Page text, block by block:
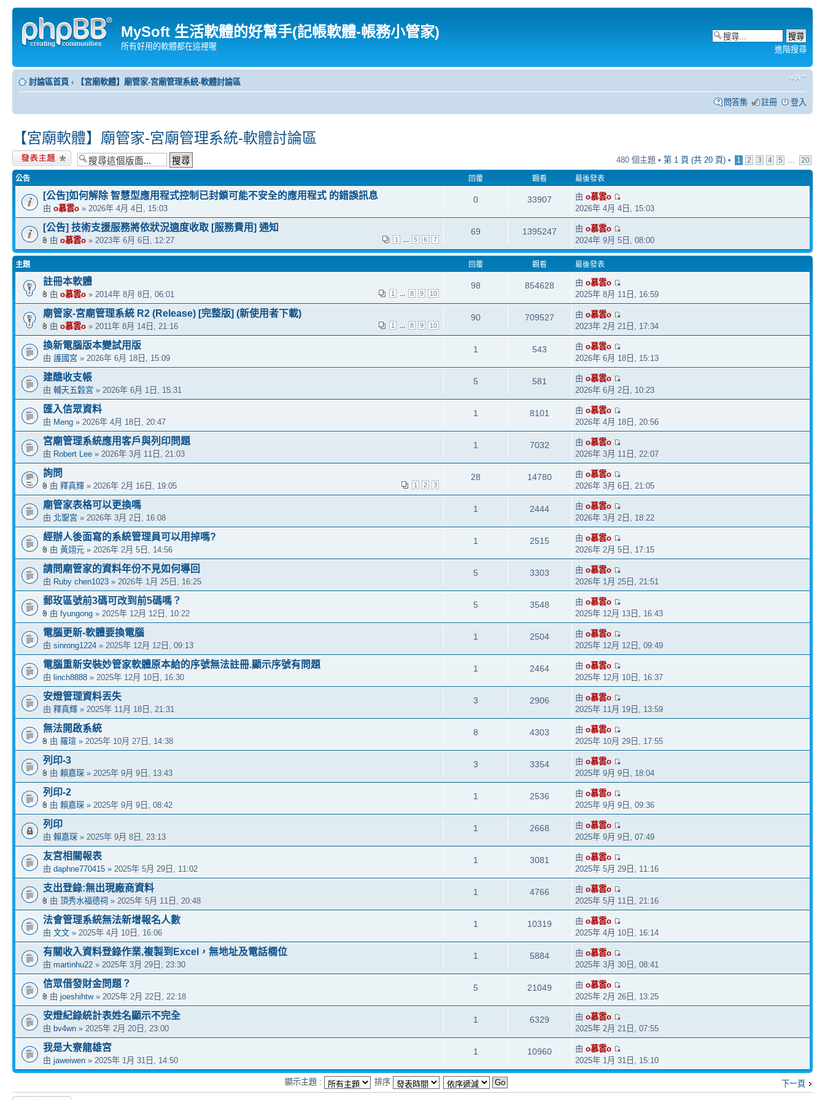
MySoft 生活軟體的好幫手(記帳軟體-帳務小管家)
所有好用的軟體都在這裡喔 進階搜尋
討論區首頁 ‹ 【宮廟軟體】廟管家-宮廟管理系統-軟體討論區
問答集 註冊 登入
【宮廟軟體】廟管家-宮廟管理系統-軟體討論區
發表新主題 480 個主題 • 第 1 頁 (共 20 頁) • 1 2 3 4 5 20
公告 回覆 觀看 最後發表
[公告]如何解除 智慧型應用程式控制已封鎖可能不安全的應用程式 的錯誤訊息
由 o慕雲o » 2026年 4月 4日, 15:03
0 33907 由o慕雲o
2026年 4月 4日, 15:03
[公告] 技術支援服務將依狀況適度收取 [服務費用] 通知
1 5 6 7
由 o慕雲o » 2023年 6月 6日, 12:27
69 1395247 由o慕雲o
2024年 9月 5日, 08:00
主題 回覆 觀看 最後發表
註冊本軟體
1 8 9 10
由 o慕雲o » 2014年 8月 8日, 06:01
98 854628 由o慕雲o
2025年 8月 11日, 16:59
廟管家-宮廟管理系統 R2 (Release) [完整版] (新使用者下載)
1 8 9 10
由 o慕雲o » 2011年 8月 14日, 21:16
90 709527 由o慕雲o
2023年 2月 21日, 17:34
換新電腦版本變試用版
由 護國宮 » 2026年 6月 18日, 15:09
1 543 由o慕雲o
2026年 6月 18日, 15:13
建醮收支帳
由 輔天五穀宮 » 2026年 6月 1日, 15:31
5 581 由o慕雲o
2026年 6月 2日, 10:23
匯入信眾資料
由 Meng » 2026年 4月 18日, 20:47
1 8101 由o慕雲o
2026年 4月 18日, 20:56
宮廟管理系統應用客戶與列印問題
由 Robert Lee » 2026年 3月 11日, 21:03
1 7032 由o慕雲o
2026年 3月 11日, 22:07
詢問
1 2 3
由 釋真輝 » 2026年 2月 16日, 19:05
28 14780 由o慕雲o
2026年 3月 6日, 21:05
廟管家表格可以更換嗎
由 北聖宮 » 2026年 3月 2日, 16:08
1 2444 由o慕雲o
2026年 3月 2日, 18:22
經辦人後面寫的系統管理員可以用掉嗎?
由 黃翊元 » 2026年 2月 5日, 14:56
1 2515 由o慕雲o
2026年 2月 5日, 17:15
請問廟管家的資料年份不見如何導回
由 Ruby chen1023 » 2026年 1月 25日, 16:25
5 3303 由o慕雲o
2026年 1月 25日, 21:51
郵玫區號前3碼可改到前5碼嗎？
由 fyungong » 2025年 12月 12日, 10:22
5 3548 由o慕雲o
2025年 12月 13日, 16:43
電腦更新-軟體要換電腦
由 sinrong1224 » 2025年 12月 12日, 09:13
1 2504 由o慕雲o
2025年 12月 12日, 09:49
電腦重新安裝妙管家軟體原本給的序號無法註冊.顯示序號有問題
由 linch8888 » 2025年 12月 10日, 16:30
1 2464 由o慕雲o
2025年 12月 10日, 16:37
安燈管理資料丟失
由 釋真輝 » 2025年 11月 18日, 21:31
3 2906 由o慕雲o
2025年 11月 19日, 13:59
無法開啟系統
由 羅瑄 » 2025年 10月 27日, 14:38
8 4303 由o慕雲o
2025年 10月 29日, 17:55
列印-3
由 賴嘉琛 » 2025年 9月 9日, 13:43
3 3354 由o慕雲o
2025年 9月 9日, 18:04
列印-2
由 賴嘉琛 » 2025年 9月 9日, 08:42
1 2536 由o慕雲o
2025年 9月 9日, 09:36
列印
由 賴嘉琛 » 2025年 9月 8日, 23:13
1 2668 由o慕雲o
2025年 9月 9日, 07:49
友宮相關報表
由 daphne770415 » 2025年 5月 29日, 11:02
1 3081 由o慕雲o
2025年 5月 29日, 11:16
支出登錄:無出現廠商資料
由 頂秀水福德祠 » 2025年 5月 11日, 20:48
1 4766 由o慕雲o
2025年 5月 11日, 21:16
法會管理系統無法新增報名人數
由 文文 » 2025年 4月 10日, 16:06
1 10319 由o慕雲o
2025年 4月 10日, 16:14
有關收入資料登錄作業,複製到Excel，無地址及電話㯗位
由 martinhu22 » 2025年 3月 29日, 23:30
1 5884 由o慕雲o
2025年 3月 30日, 08:41
信眾借發財金問題？
由 joeshihtw» 2025年 2月 22日, 22:18
5 21049 由o慕雲o
2025年 2月 26日, 13:25
安燈紀錄統計表姓名顯示不完全
由 bv4wn » 2025年 2月 20日, 23:00
1 6329 由o慕雲o
2025年 2月 21日, 07:55
我是大寮龍雄宮
由 jaweiwen » 2025年 1月 31日, 14:50
1 10960 由o慕雲o
2025年 1月 31日, 15:10
下一頁
顯示主題 : 排序